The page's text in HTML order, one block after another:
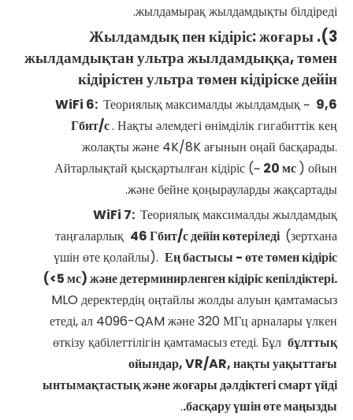
жылдамырақ жылдамдықты білдіреді.
3). Жылдамдық пен кідіріс: жоғары
жылдамдықтан ультра жылдамдыққа, төмен
кідірістен ультра төмен кідіріске дейін
WiFi 6: Теориялық максималды жылдамдық ~ 9,6
Гбит/с. Нақты әлемдегі өнімділік гигабиттік кең
жолақты және 4K/8K ағынын оңай басқарады.
Айтарлықтай қысқартылған кідіріс (~ 20 мс ) ойын
және бейне қоңырауларды жақсартады.
WiFi 7: Теориялық максималды жылдамдық
таңғаларлық 46 Гбит/с дейін көтеріледі (зертхана
үшін өте қолайлы). Ең бастысы - өте төмен кідіріс
(<5 мс) және детерминирленген кідіріс кепілдіктері.
MLO деректердің оңтайлы жолды алуын қамтамасыз
етеді, ал 4096-QAM және 320 МГц арналары үлкен
өткізу қабілеттілігін қамтамасыз етеді. Бұл бұлттық
ойындар, VR/AR, нақты уақыттағы
ынтымақтастық және жоғары дәлдіктегі смарт үйді
басқару үшін өте маңызды.
.